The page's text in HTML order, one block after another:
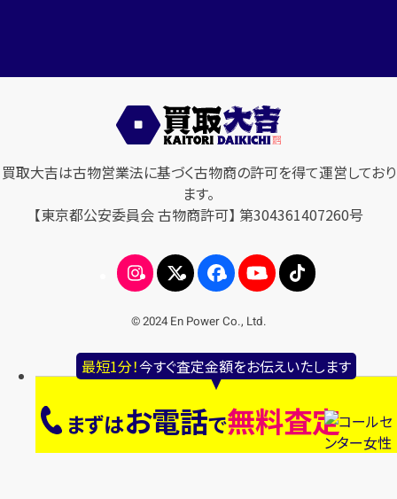
最短1分！今すぐ査定金額をお伝えいたします
まずはお電話で無料査定
買取大吉は古物営業法に基づく古物商の許可を得て運営しており
ます。
【東京都公安委員会 古物商許可】 第304361407260号
© 2024 En Power Co., Ltd.